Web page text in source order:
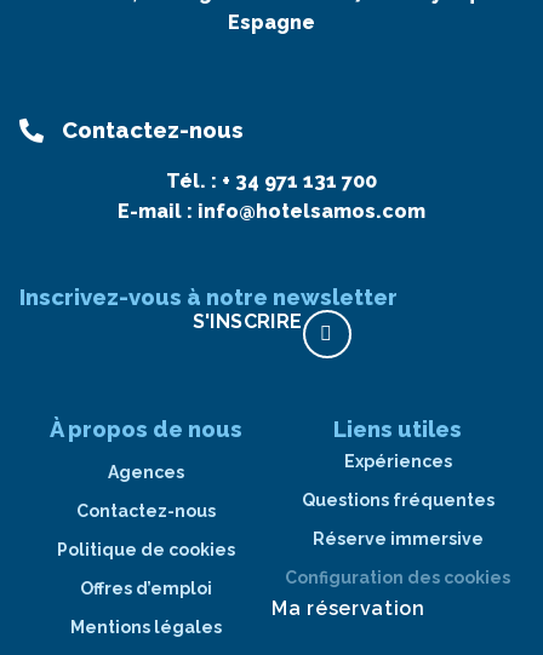
Espagne
Contactez-nous
Tél. : + 34 971 131 700
E-mail : info@hotelsamos.com
Inscrivez-vous à notre newsletter
S'INSCRIRE
À propos de nous
Agences
Contactez-nous
Politique de cookies
Offres d’emploi
Mentions légales
Liens utiles
Expériences
Questions fréquentes
Réserve immersive
Configuration des cookies
Ma réservation